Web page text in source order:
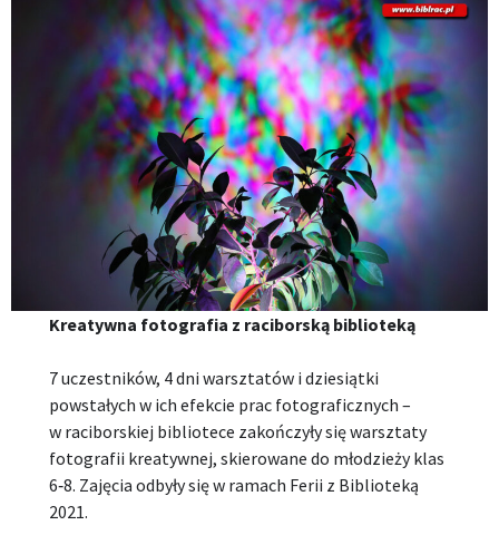
Kreatywna fotografia z raciborską biblioteką
7 uczestników, 4 dni warsztatów i dziesiątki
powstałych w ich efekcie prac fotograficznych –
w raciborskiej bibliotece zakończyły się warsztaty
fotografii kreatywnej, skierowane do młodzieży klas
6‑8. Zajęcia odbyły się w ramach Ferii z Biblioteką
2021.